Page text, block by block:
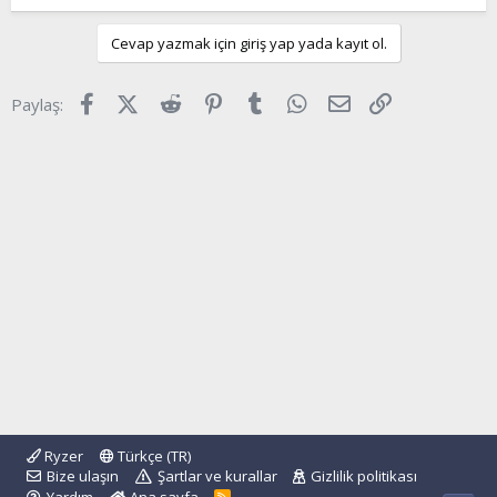
t
i
h
i
Cevap yazmak için giriş yap yada kayıt ol.
Paylaş: FacebookX (Twitter)
Reddit Pinterest
Tumblr WhatsApp
E-posta
Ryzer
Türkçe (TR)
Bize ulaşın
Şartlar ve kurallar
Gizlilik politikası